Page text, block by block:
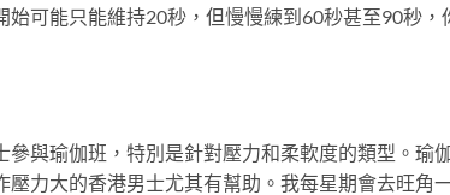
可能只能維持20秒，但慢慢練到60秒甚至90秒，
與瑜伽班，特別是針對壓力和柔軟度的類型。瑜
力大的香港男士尤其有幫助。我每星期會去旺角